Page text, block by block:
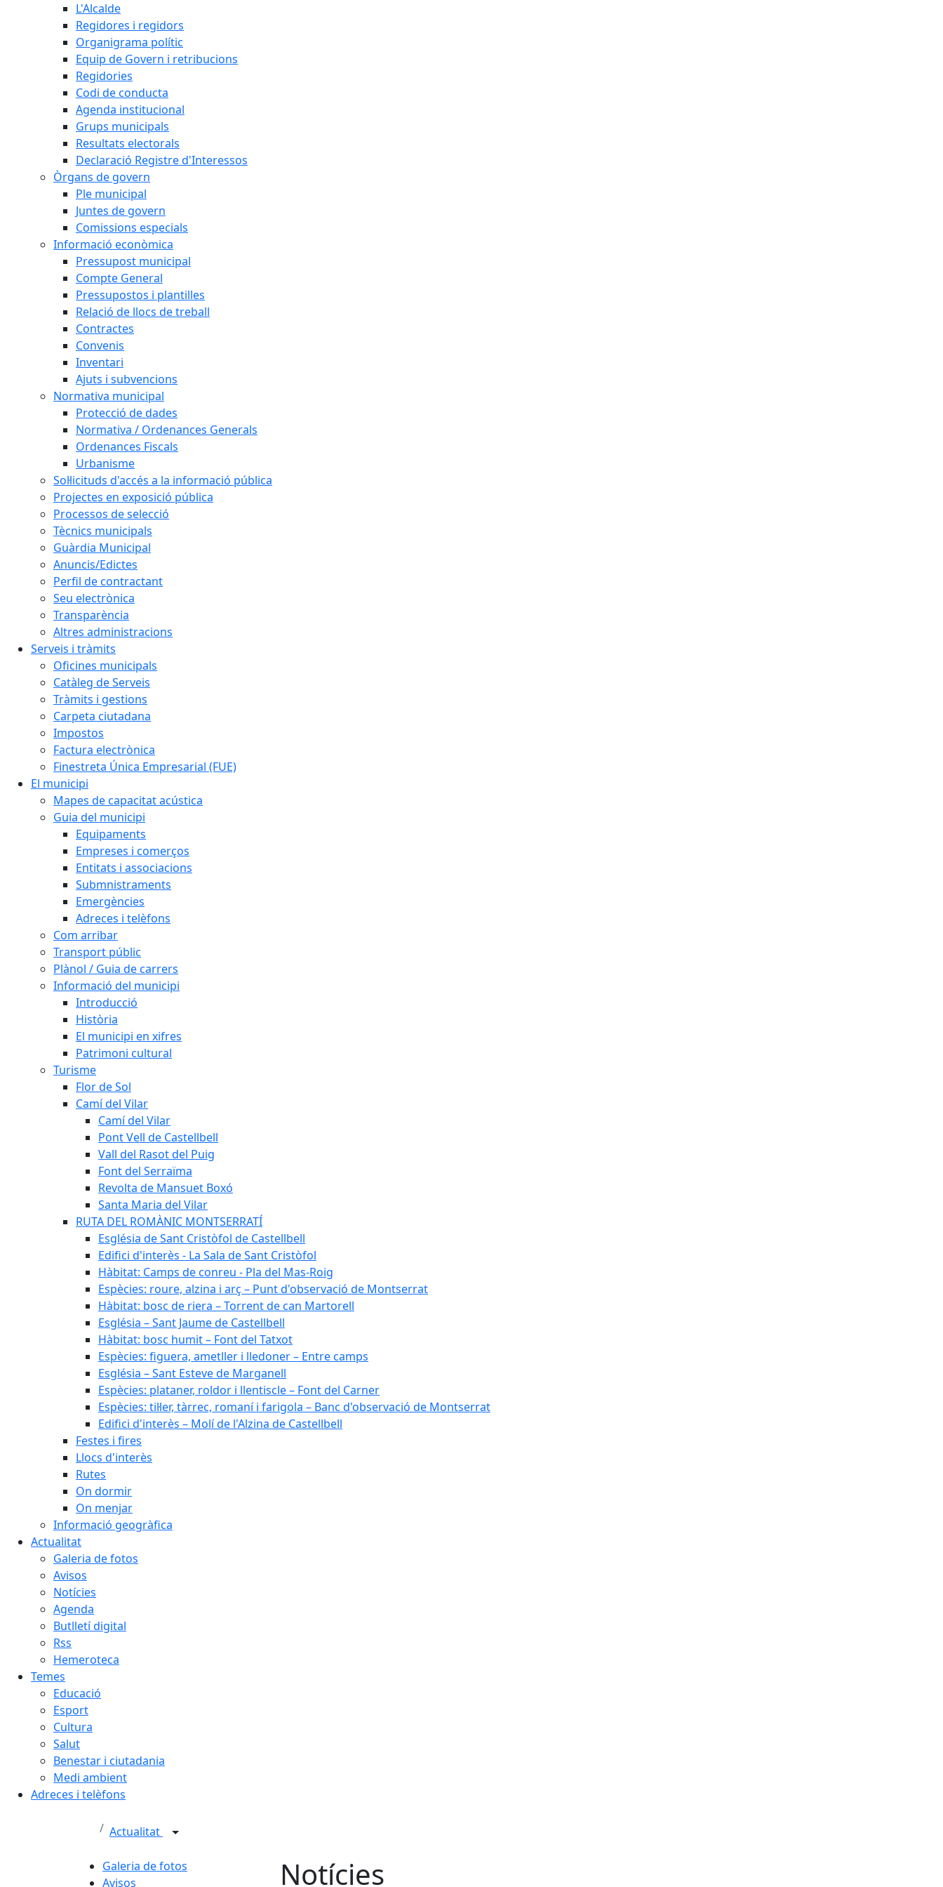
L'Alcalde
Regidores i regidors
Organigrama polític
Equip de Govern i retribucions
Regidories
Codi de conducta
Agenda institucional
Grups municipals
Resultats electorals
Declaració Registre d'Interessos
Òrgans de govern
Ple municipal
Juntes de govern
Comissions especials
Informació econòmica
Pressupost municipal
Compte General
Pressupostos i plantilles
Relació de llocs de treball
Contractes
Convenis
Inventari
Ajuts i subvencions
Normativa municipal
Protecció de dades
Normativa / Ordenances Generals
Ordenances Fiscals
Urbanisme
Sol·licituds d'accés a la informació pública
Projectes en exposició pública
Processos de selecció
Tècnics municipals
Guàrdia Municipal
Anuncis/Edictes
Perfil de contractant
Seu electrònica
Transparència
Altres administracions
Serveis i tràmits
Oficines municipals
Catàleg de Serveis
Tràmits i gestions
Carpeta ciutadana
Impostos
Factura electrònica
Finestreta Única Empresarial (FUE)
El municipi
Mapes de capacitat acústica
Guia del municipi
Equipaments
Empreses i comerços
Entitats i associacions
Submnistraments
Emergències
Adreces i telèfons
Com arribar
Transport públic
Plànol / Guia de carrers
Informació del municipi
Introducció
Història
El municipi en xifres
Patrimoni cultural
Turisme
Flor de Sol
Camí del Vilar
Camí del Vilar
Pont Vell de Castellbell
Vall del Rasot del Puig
Font del Serraïma
Revolta de Mansuet Boxó
Santa Maria del Vilar
RUTA DEL ROMÀNIC MONTSERRATÍ
Església de Sant Cristòfol de Castellbell
Edifici d'interès - La Sala de Sant Cristòfol
Hàbitat: Camps de conreu - Pla del Mas-Roig
Espècies: roure, alzina i arç – Punt d'observació de Montserrat
Hàbitat: bosc de riera – Torrent de can Martorell
Església – Sant Jaume de Castellbell
Hàbitat: bosc humit – Font del Tatxot
Espècies: figuera, ametller i lledoner – Entre camps
Església – Sant Esteve de Marganell
Espècies: plataner, roldor i llentiscle – Font del Carner
Espècies: til·ler, tàrrec, romaní i farigola – Banc d'observació de Montserrat
Edifici d'interès – Molí de l'Alzina de Castellbell
Festes i fires
Llocs d'interès
Rutes
On dormir
On menjar
Informació geogràfica
Actualitat
Galeria de fotos
Avisos
Notícies
Agenda
Butlletí digital
Rss
Hemeroteca
Temes
Educació
Esport
Cultura
Salut
Benestar i ciutadania
Medi ambient
Adreces i telèfons
Actualitat
Galeria de fotos
Avisos
Notícies